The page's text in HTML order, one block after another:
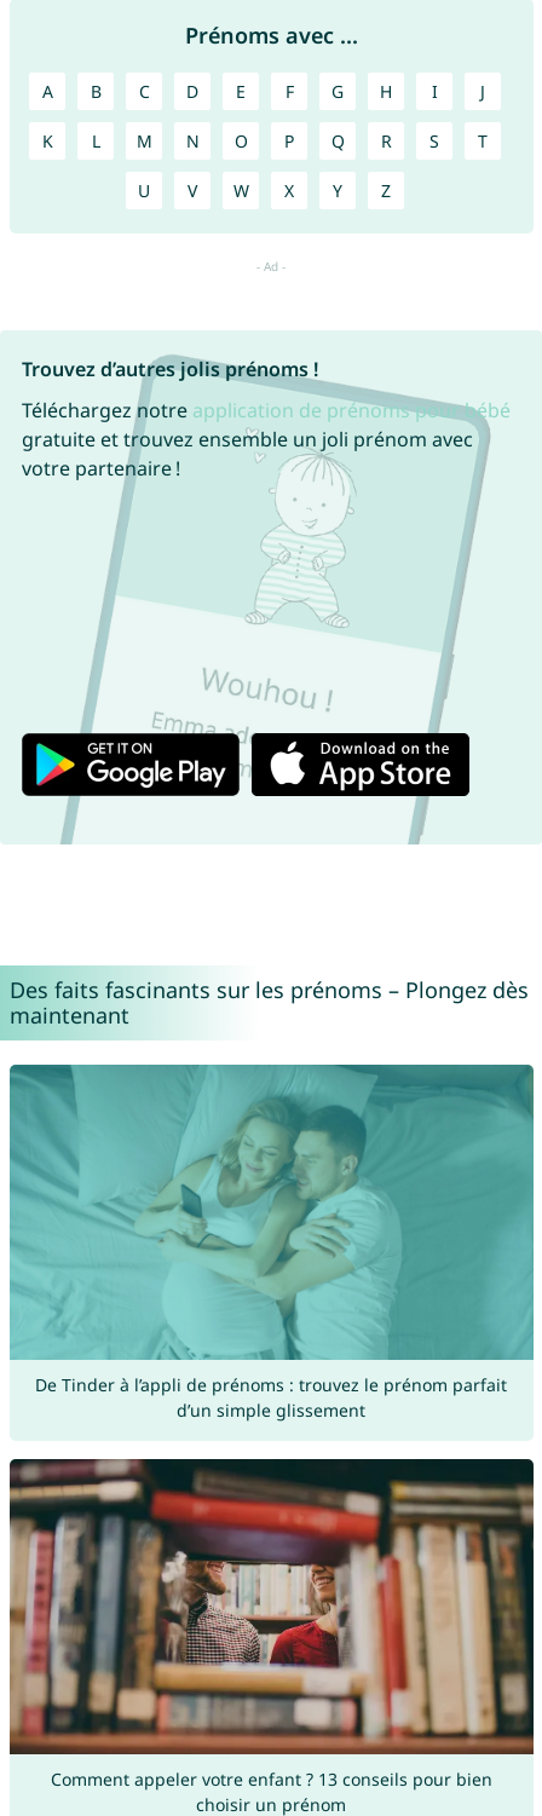
Prénoms avec ...
A B C D E F G H I J
K L M N O P Q R S T
U V W X Y Z
Trouvez d’autres jolis prénoms !
Téléchargez notre application de prénoms pour bébé
gratuite et trouvez ensemble un joli prénom avec
votre partenaire !
Des faits fascinants sur les prénoms – Plongez dès
maintenant
De Tinder à l’appli de prénoms : trouvez le prénom parfait
d’un simple glissement
Comment appeler votre enfant ? 13 conseils pour bien
choisir un prénom